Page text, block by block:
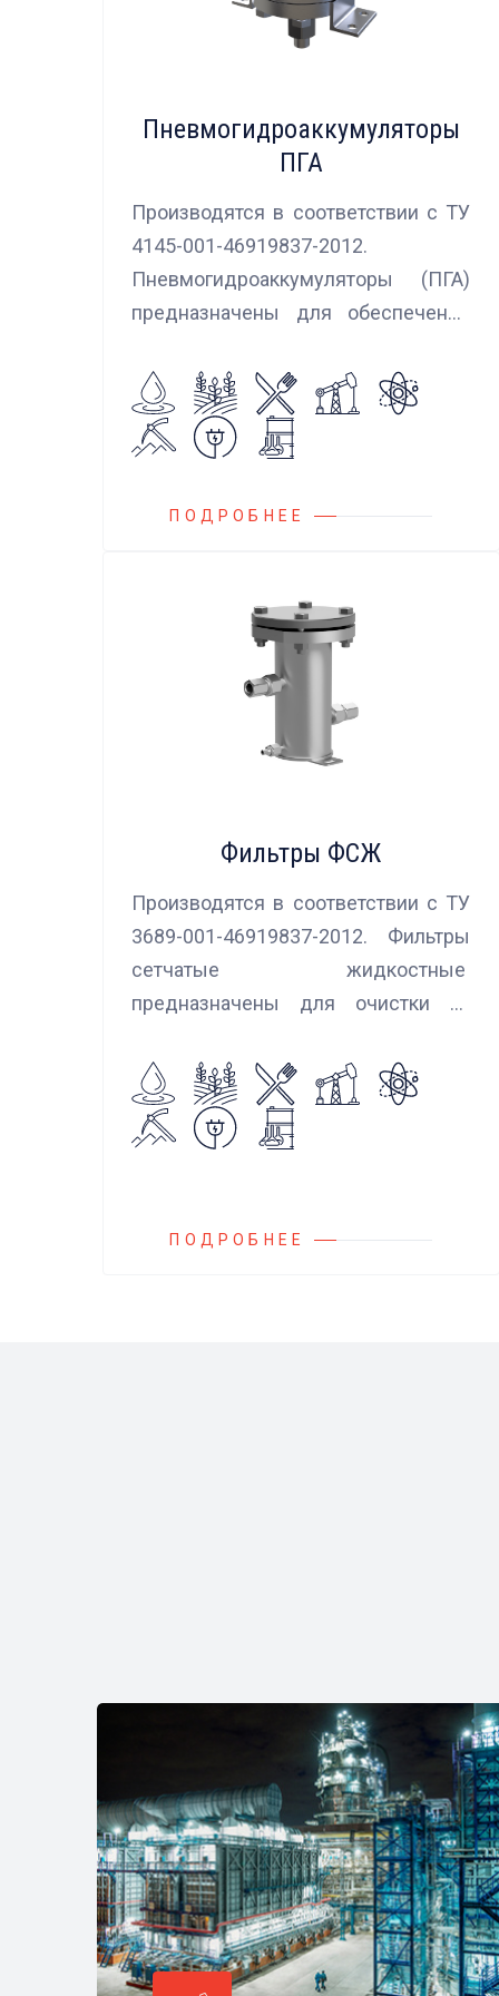
Пневмогидроаккумуляторы
ПГА
Производятся в соответствии с ТУ
4145-001-46919837-2012.
Пневмогидроаккумуляторы (ПГА)
предназначены для обеспечения
колебаний потока жидкости,
возникающих в гидравлических
системах.
ПОДРОБНЕЕ
Фильтры ФСЖ
Производятся в соответствии с ТУ
3689-001-46919837-2012. Фильтры
сетчатые жидкостные
предназначены для очистки от
агрессивных, токсичных и вредных
жидкостей, эмульсий и суспензий.
Фильтры устанавливаются
и установок.
ПОДРОБНЕЕ